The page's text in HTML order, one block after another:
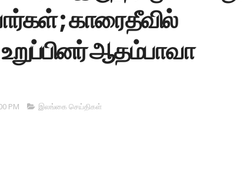
; காரைதீவில்
ஆதம்பாவா
PM இலங்கை செய்திகள்